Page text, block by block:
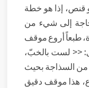
قنص، إذا هو خطة
إلى شيء من
طبعاً أروع موقف
<< لست بالخبّ،
السذاجة بحيث
هذا موقف دقيق